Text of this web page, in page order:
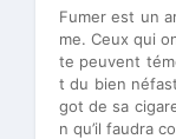
Fumer est un
me. Ceux qui
te peuvent
t du bien
got de sa
n qu’il faudra